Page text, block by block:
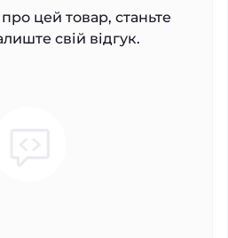
цей товар, станьте
свій відгук.